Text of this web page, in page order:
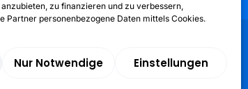
zu finanzieren und zu verbessern,
Partner personenbezogene Daten mittels Cookies.
Nur Notwendige Einstellungen